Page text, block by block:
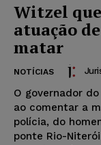
Witzel
atuação
matar
NOTÍCIAS
O governador
ao comentar a
polícia, do
ponte Rio-